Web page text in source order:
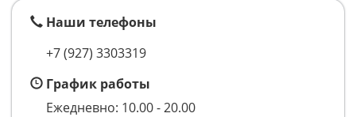
Наши телефоны
+7 (927) 3303319
График работы
Ежедневно: 10.00 - 20.00